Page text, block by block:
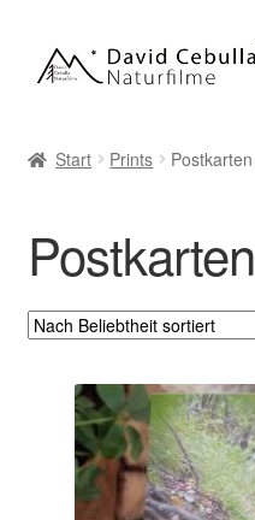
Zur
Navigation
Zum
Inhalt
Start Prints Postkarten
Postkarten